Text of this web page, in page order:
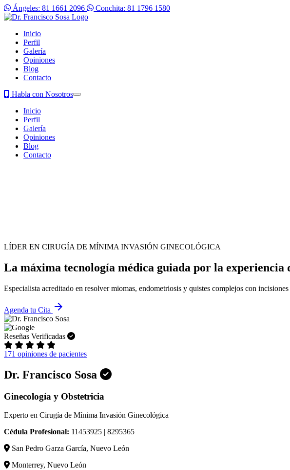
Ángeles: 81 1661 2096 Conchita: 81 1796 1580
Inicio
Perfil
Galería
Opiniones
Blog
Contacto
Habla con Nosotros
Inicio
Perfil
Galería
Opiniones
Blog
Contacto
LÍDER EN CIRUGÍA DE MÍNIMA INVASIÓN GINECOLÓGICA
La máxima tecnología médica guiada por la experiencia
Especialista acreditado en resolver miomas, endometriosis y quistes complejos con
Agenda tu Cita arrow_forward
Reseñas Verificadas
171 opiniones de pacientes
Dr. Francisco Sosa
Ginecología y Obstetricia
Experto en Cirugía de Mínima Invasión Ginecológica
Cédula Profesional: 11453925 | 8295365
San Pedro Garza García, Nuevo León
Monterrey, Nuevo León